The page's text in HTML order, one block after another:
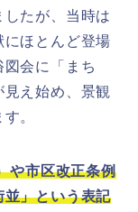
たが、当時は
にほとんど登場
会に「まち
え始め、景観
。
や市区改正条例
並」という表記